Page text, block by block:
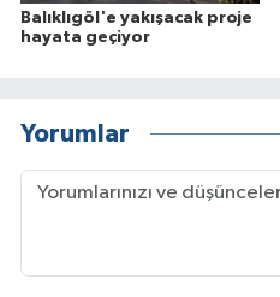
Balıklıgöl'e yakışacak proje
hayata geçiyor
Yorumlar